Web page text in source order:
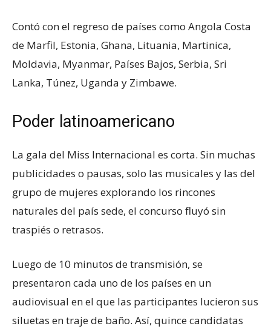
Contó con el regreso de países como Angola Costa
de Marfil, Estonia, Ghana, Lituania, Martinica,
Moldavia, Myanmar, Países Bajos, Serbia, Sri
Lanka, Túnez, Uganda y Zimbawe.
Poder latinoamericano
La gala del Miss Internacional es corta. Sin muchas
publicidades o pausas, solo las musicales y las del
grupo de mujeres explorando los rincones
naturales del país sede, el concurso fluyó sin
traspiés o retrasos.
Luego de 10 minutos de transmisión, se
presentaron cada uno de los países en un
audiovisual en el que las participantes lucieron sus
siluetas en traje de baño. Así, quince candidatas